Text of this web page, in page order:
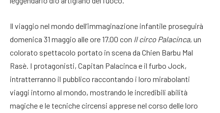
Il viaggio nel mondo dell’immaginazione infantile proseguirà
domenica 31 maggio alle ore 17.00 con Il circo Palacinca, un
colorato spettacolo portato in scena da Chien Barbu Mal
Rasè. I protagonisti, Capitan Palacinca e il furbo Jock,
intratterranno il pubblico raccontando i loro mirabolanti
viaggi intorno al mondo, mostrando le incredibili abilità
magiche e le tecniche circensi apprese nel corso delle loro